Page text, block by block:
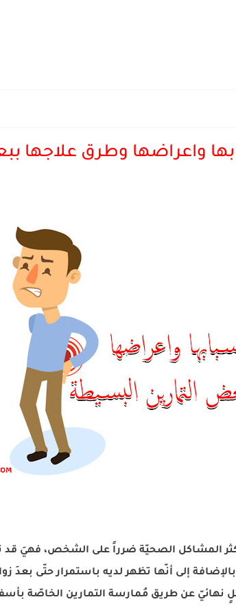
واعراضها وطرق علاجها
المشاكل الصحيّة ضرراً على الشخص، فهيَ قد
بالإضافة إلى أنّها تظهر لديه باستمرار حتّى بعدَ
نهائيّ عن طريق مُمارسة التمارين الخاصّة